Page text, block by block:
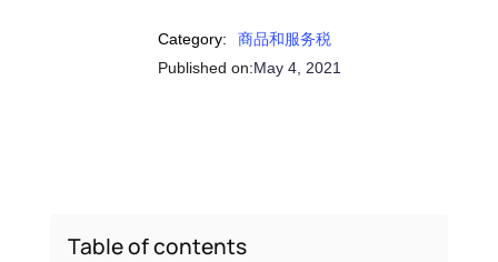
Category:
商品和服务税
Published on:May 4, 2021
Table of contents